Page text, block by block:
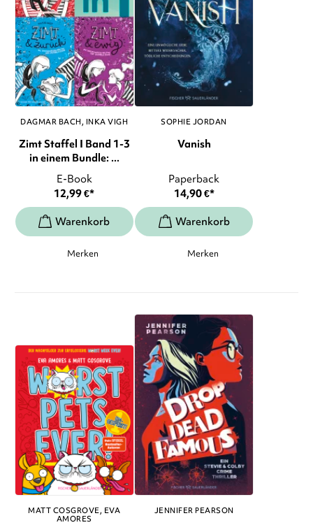
DAGMAR BACH INKA VIGH
Zimt Staffel I Band 1-3
in einem Bundle: ...
E-Book
12,99€*
Merken
SOPHIE JORDAN
Vanish
Paperback
14,90€*
Merken
MATT COSGROVE EVA
AMORES
JENNIFER PEARSON